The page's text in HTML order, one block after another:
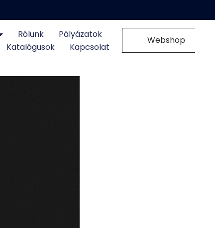
Rólunk
Pályázatok
Katalógusok Kapcsolat
Webshop